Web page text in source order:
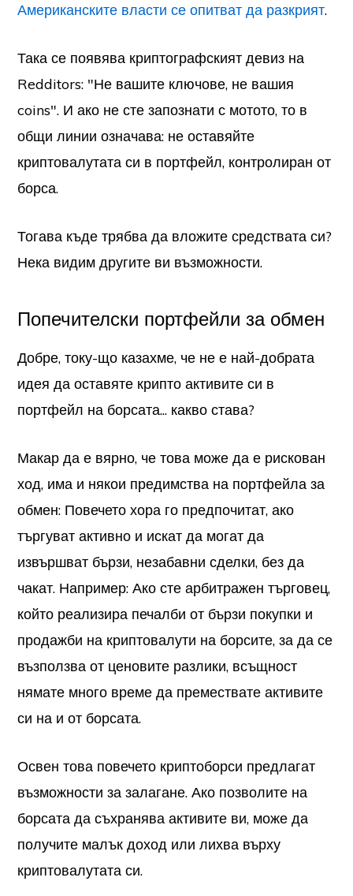
Американските власти се опитват да разкрият.
Така се появява криптографският девиз на
Redditors: "Не вашите ключове, не вашия
coins". И ако не сте запознати с мотото, то в
общи линии означава: не оставяйте
криптовалутата си в портфейл, контролиран от
борса.
Тогава къде трябва да вложите средствата си?
Нека видим другите ви възможности.
Попечителски портфейли за обмен
Добре, току-що казахме, че не е най-добрата
идея да оставяте крипто активите си в
портфейл на борсата... какво става?
Макар да е вярно, че това може да е рискован
ход, има и някои предимства на портфейла за
обмен: Повечето хора го предпочитат, ако
търгуват активно и искат да могат да
извършват бързи, незабавни сделки, без да
чакат. Например: Ако сте арбитражен търговец,
който реализира печалби от бързи покупки и
продажби на криптовалути на борсите, за да се
възползва от ценовите разлики, всъщност
нямате много време да премествате активите
си на и от борсата.
Освен това повечето криптоборси предлагат
възможности за залагане. Ако позволите на
борсата да съхранява активите ви, може да
получите малък доход или лихва върху
криптовалутата си.